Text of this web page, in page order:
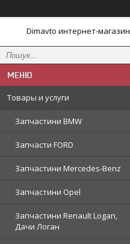
Dimavto интернет-магазин
Товары и услуги
Запчастини BMW
Запчасти FORD
Запчастини Mercedes-Benz
Запчастини Opel
Запчастини Renault Logan,
Дачи Логан